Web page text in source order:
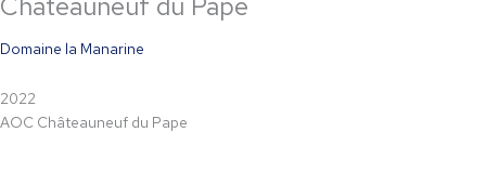
Domaine la Manarine
2022
AOC Châteauneuf du Pape